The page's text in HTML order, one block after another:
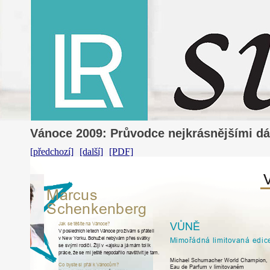
Vánoce 2009: Průvodce nejkrásnějšími
[předchozí] [další] [PDF]
Mimořádná limitovaná
Michael Schumacher World Champion,
Eau de Parfum v limitovaném
Jak se těšíte na Vánoce?
V posledních letech Vánoce prožívám s přáteli
v New Yorku. Bohužel nebývám přes svátky
se svými rodiči. Žijí v <ajsku a já mám tolik
práce, že se mi ještě nepodařilo navštívit je tam.
Co byste si přál k Vánocům?
VŮNĚ
Marcus
Schenkenberg